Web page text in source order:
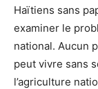
Haïtiens sans
examiner le
national. Aucun
peut vivre sans
l’agriculture